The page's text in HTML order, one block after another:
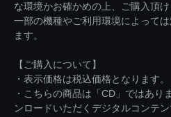
な環境かお確かめの上、ご購入頂け
一部の機種やご利用環境によって
ます。
【ご購入について】
・表示価格は税込価格となります。
・こちらの商品は「CD」ではあり
ンロードいただくデジタルコンテ